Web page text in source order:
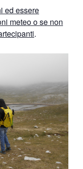
ed essere
meteo o se non
.